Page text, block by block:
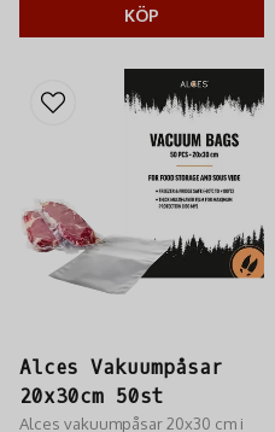
passar sous-vide.
KÖP
Alces Vakuumpåsar
20x30cm 50st
Alces vakuumpåsar 20x30 cm i